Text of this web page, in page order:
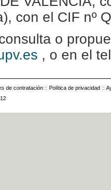
con el CIF nº
o
, o en el
de contratación :: Política de privacidad ::